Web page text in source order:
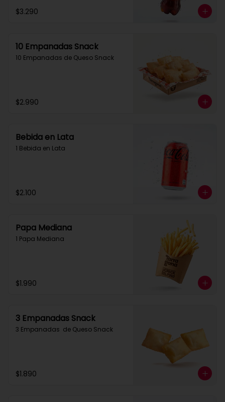
$3.290
10 Empanadas Snack
10 Empanadas de Queso Snack
$2.990
Bebida en Lata
1 Bebida en Lata
$2.100
Papa Mediana
1 Papa Mediana
$1.990
3 Empanadas Snack
3 Empanadas  de Queso Snack
$1.890